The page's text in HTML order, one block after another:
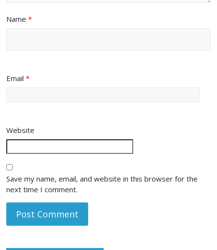
Name*
Email*
Website
Save my name, email, and website in this browser for the
next time I comment.